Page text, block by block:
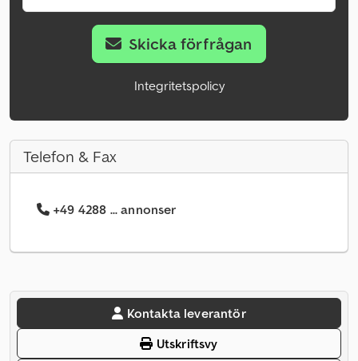
Skicka förfrågan
Integritetspolicy
Telefon & Fax
+49 4288 ... annonser
Kontakta leverantör
Utskriftsvy